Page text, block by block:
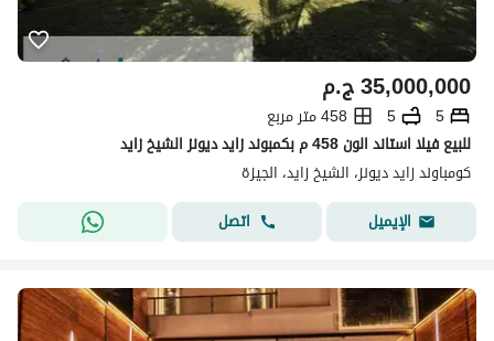
ج.م35,000,000
5
5
458 متر مربع
للبيع فيلا استاند الون 458 م بكمبوند زايد ديونز الشيخ زايد
كومباوند زايد ديونز، الشيخ زايد، الجيزة
الإيميل
اتصل